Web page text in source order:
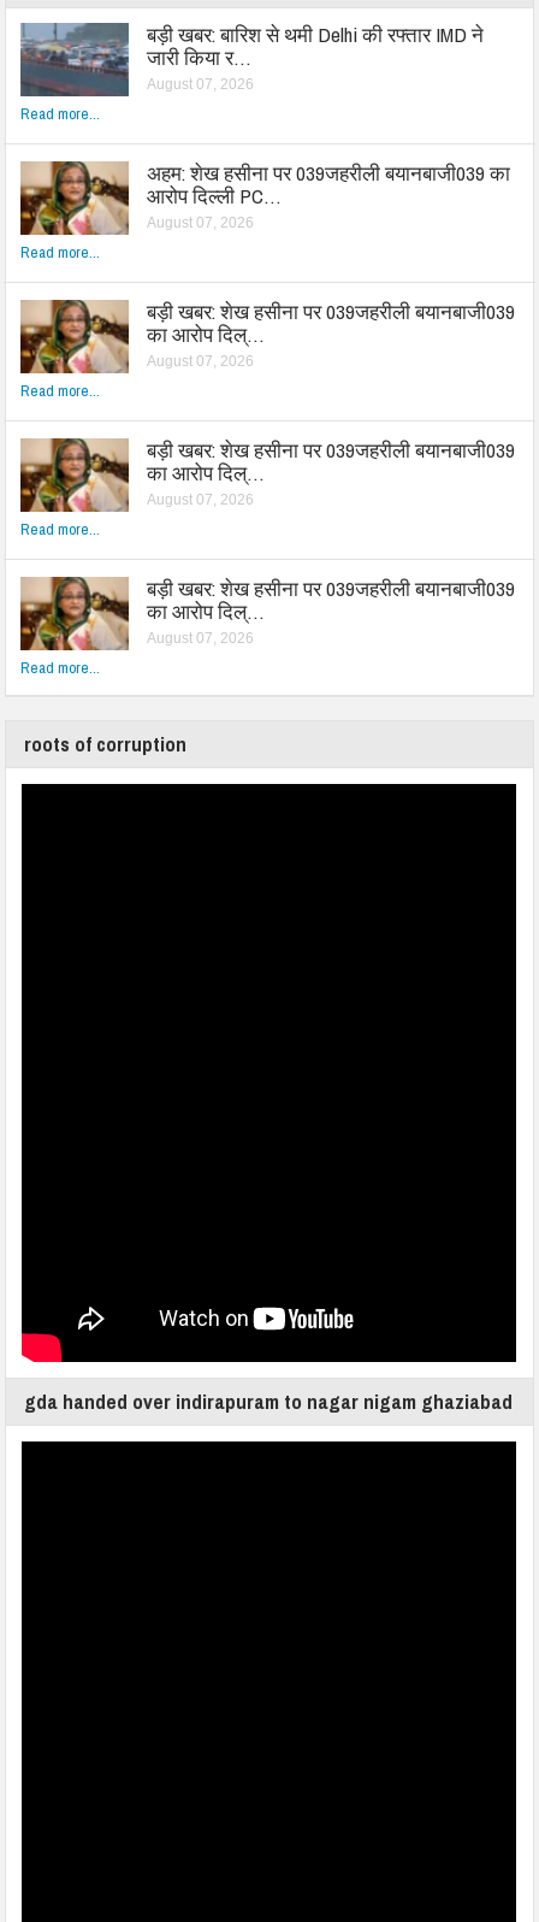
बड़ी खबर: बारिश से थमी Delhi की रफ्तार IMD ने
जारी किया र…
August 07, 2026
Read more...
अहम: शेख हसीना पर 039जहरीली बयानबाजी039 का
आरोप दिल्ली PC…
August 07, 2026
Read more...
बड़ी खबर: शेख हसीना पर 039जहरीली बयानबाजी039
का आरोप दिल्…
August 07, 2026
Read more...
बड़ी खबर: शेख हसीना पर 039जहरीली बयानबाजी039
का आरोप दिल्…
August 07, 2026
Read more...
बड़ी खबर: शेख हसीना पर 039जहरीली बयानबाजी039
का आरोप दिल्…
August 07, 2026
Read more...
roots of corruption
gda handed over indirapuram to nagar nigam ghaziabad